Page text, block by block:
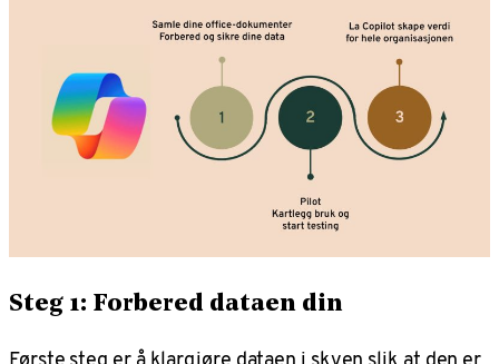
Steg 1: Forbered dataen din